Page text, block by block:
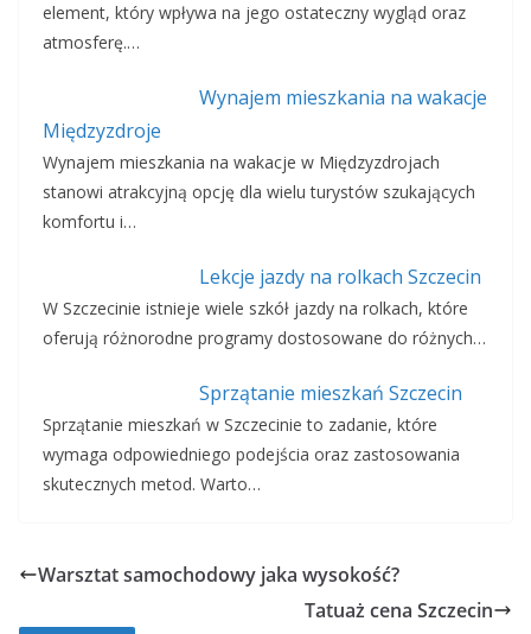
element, który wpływa na jego ostateczny wygląd oraz
atmosferę.…
Wynajem mieszkania na wakacje
Międzyzdroje
Wynajem mieszkania na wakacje w Międzyzdrojach
stanowi atrakcyjną opcję dla wielu turystów szukających
komfortu i…
Lekcje jazdy na rolkach Szczecin
W Szczecinie istnieje wiele szkół jazdy na rolkach, które
oferują różnorodne programy dostosowane do różnych…
Sprzątanie mieszkań Szczecin
Sprzątanie mieszkań w Szczecinie to zadanie, które
wymaga odpowiedniego podejścia oraz zastosowania
skutecznych metod. Warto…
Warsztat samochodowy jaka wysokość?
Tatuaż cena Szczecin